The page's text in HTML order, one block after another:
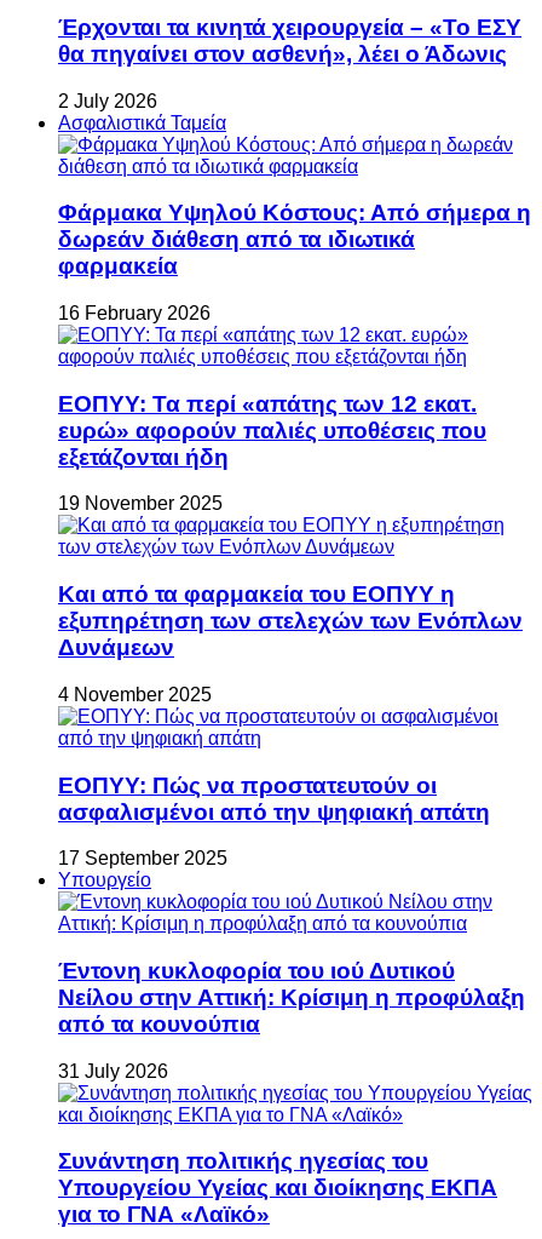
Έρχονται τα κινητά χειρουργεία – «Το ΕΣΥ
θα πηγαίνει στον ασθενή», λέει ο Άδωνις
2 July 2026
Ασφαλιστικά Ταμεία
Φάρμακα Υψηλού Κόστους: Από σήμερα η
δωρεάν διάθεση από τα ιδιωτικά
φαρμακεία
16 February 2026
ΕΟΠΥΥ: Τα περί «απάτης των 12 εκατ.
ευρώ» αφορούν παλιές υποθέσεις που
εξετάζονται ήδη
19 November 2025
Και από τα φαρμακεία του ΕΟΠΥΥ η
εξυπηρέτηση των στελεχών των Ενόπλων
Δυνάμεων
4 November 2025
ΕΟΠΥΥ: Πώς να προστατευτούν οι
ασφαλισμένοι από την ψηφιακή απάτη
17 September 2025
Υπουργείο
Έντονη κυκλοφορία του ιού Δυτικού
Νείλου στην Αττική: Κρίσιμη η προφύλαξη
από τα κουνούπια
31 July 2026
Συνάντηση πολιτικής ηγεσίας του
Υπουργείου Υγείας και διοίκησης ΕΚΠΑ
για το ΓΝΑ «Λαϊκό»